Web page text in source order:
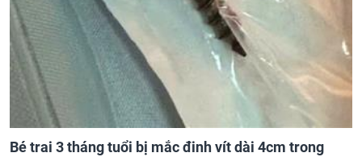
Bé trai 3 tháng tuổi bị mắc đinh vít dài 4cm trong